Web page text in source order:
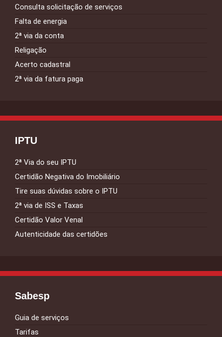
Consulta solicitação de serviços
Falta de energia
2ª via da conta
Religação
Acerto cadastral
2ª via da fatura paga
IPTU
2ª Via do seu IPTU
Certidão Negativa do Imobiliário
Tire suas dúvidas sobre o IPTU
2ª via de ISS e Taxas
Certidão Valor Venal
Autenticidade das certidões
Sabesp
Guia de serviços
Tarifas